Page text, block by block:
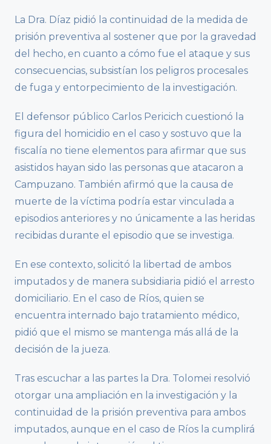
La Dra. Díaz pidió la continuidad de la medida de
prisión preventiva al sostener que por la gravedad
del hecho, en cuanto a cómo fue el ataque y sus
consecuencias, subsistían los peligros procesales
de fuga y entorpecimiento de la investigación.
El defensor público Carlos Pericich cuestionó la
figura del homicidio en el caso y sostuvo que la
fiscalía no tiene elementos para afirmar que sus
asistidos hayan sido las personas que atacaron a
Campuzano. También afirmó que la causa de
muerte de la víctima podría estar vinculada a
episodios anteriores y no únicamente a las heridas
recibidas durante el episodio que se investiga.
En ese contexto, solicitó la libertad de ambos
imputados y de manera subsidiaria pidió el arresto
domiciliario. En el caso de Ríos, quien se
encuentra internado bajo tratamiento médico,
pidió que el mismo se mantenga más allá de la
decisión de la jueza.
Tras escuchar a las partes la Dra. Tolomei resolvió
otorgar una ampliación en la investigación y la
continuidad de la prisión preventiva para ambos
imputados, aunque en el caso de Ríos la cumplirá